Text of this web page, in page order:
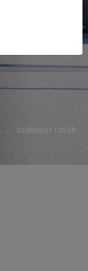
/
COMMENT CRÉER